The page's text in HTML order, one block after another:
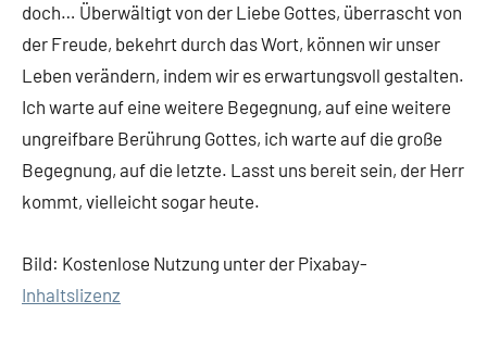
doch… Überwältigt von der Liebe Gottes, überrascht von
der Freude, bekehrt durch das Wort, können wir unser
Leben verändern, indem wir es erwartungsvoll gestalten.
Ich warte auf eine weitere Begegnung, auf eine weitere
ungreifbare Berührung Gottes, ich warte auf die große
Begegnung, auf die letzte. Lasst uns bereit sein, der Herr
kommt, vielleicht sogar heute.
Bild: Kostenlose Nutzung unter der Pixabay-
Inhaltslizenz